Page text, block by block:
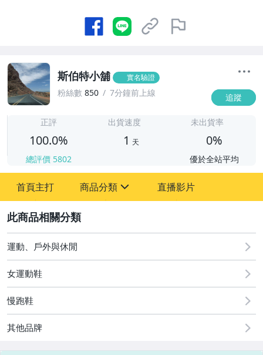
斯伯特小舖 實名驗證
粉絲數 850 7分鐘前上線 追蹤
正評
100.0%
總評價 5802
出貨速度
1 天
未出貨率
0%
優於全站平均
首頁主打 商品分類
嬰幼兒與孕婦
美容保養與彩妝
直播影片
運動、戶外與休閒
女運動鞋
慢跑鞋
其他品牌